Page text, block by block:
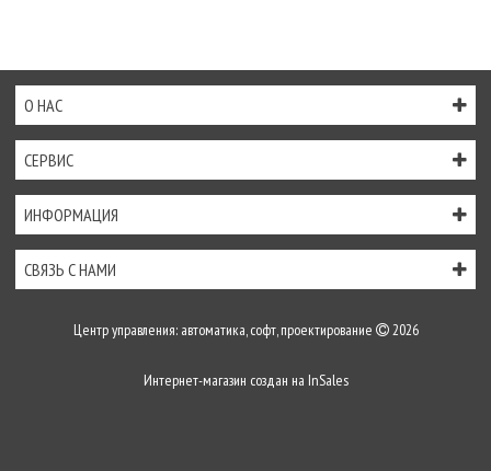
О НАС
СЕРВИС
ИНФОРМАЦИЯ
СВЯЗЬ С НАМИ
Центр управления: автоматика, софт, проектирование 2026
Интернет-магазин создан на InSales